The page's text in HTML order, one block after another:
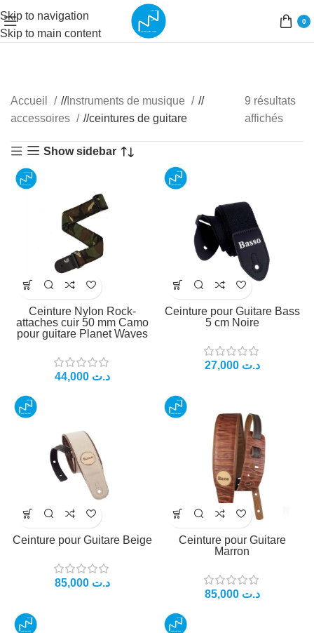
Skip to navigation
Skip to main content
0
Accueil / Instruments de musique
/
accessoires
/ ceintures de guitare
9 résultats
affichés
Show sidebar
Ceinture Nylon Rock-
attaches cuir 50 mm Camo
pour guitare Planet Waves
د.ت 44,000
Ceinture pour Guitare Bass
5 cm Noire
د.ت 27,000
Ceinture pour Guitare Beige
د.ت 85,000
Ceinture pour Guitare
Marron
د.ت 85,000